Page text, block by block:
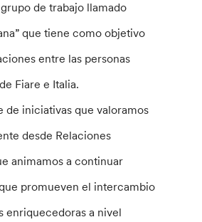
de trabajo llamado
que tiene como objetivo
entre las personas
Fiare e Italia.
de iniciativas que valoramos
desde Relaciones
animamos a continuar
promueven el intercambio
enriquecedoras a nivel